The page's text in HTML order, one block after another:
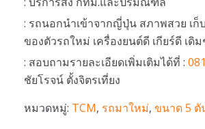
: รถนอกนำเข้าจากญี่ปุ่น สภาพสวย เก็
ของตัวรถใหม่ เครื่องยนต์ดี เกียร์ดี เดิ
: สอบถามรายละเอียดเพิ่มเติมได้ที่ :
ชัยโรจน์ ตั้งจิตรเที่ยง
หมวดหมู่: TCM, รถมาใหม่, ขนาด 5 ตั